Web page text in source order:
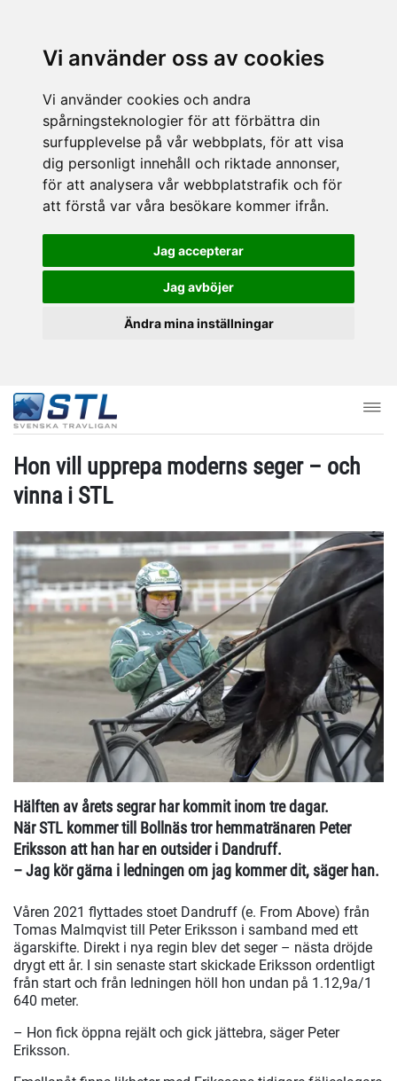
Vi använder oss av cookies
Vi använder cookies och andra
spårningsteknologier för att förbättra din
surfupplevelse på vår webbplats, för att visa
dig personligt innehåll och riktade annonser,
för att analysera vår webbplatstrafik och för
att förstå var våra besökare kommer ifrån.
Jag accepterar
Jag avböjer
Ändra mina inställningar
Hon vill upprepa moderns seger – och
vinna i STL
Hälften av årets segrar har kommit inom tre dagar.
När STL kommer till Bollnäs tror hemmatränaren Peter
Eriksson att han har en outsider i Dandruff.
– Jag kör gärna i ledningen om jag kommer dit, säger han.
Våren 2021 flyttades stoet Dandruff (e. From Above) från
Tomas Malmqvist till Peter Eriksson i samband med ett
ägarskifte. Direkt i nya regin blev det seger – nästa dröjde
drygt ett år. I sin senaste start skickade Eriksson ordentligt
från start och från ledningen höll hon undan på 1.12,9a/1
640 meter.
– Hon fick öppna rejält och gick jättebra, säger Peter
Eriksson.